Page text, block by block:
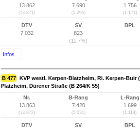
13.862
(13.871)
7.690
(5.295)
1.756
(1.171)
DTV
7.032
SV
823
(11,7%)
BPL
Infos...
B 477 KVP westl. Kerpen-Blatzheim, Ri. Kerpen-Buir
Platzheim, Dürener Straße (B 264/K 55)
Nr.
13.863
(13.872)
B-Rang
7.420
(5.031)
L-Rang
1.699
(1.114)
DTV
SV
BPL